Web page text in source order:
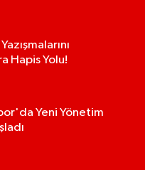
Hapis Yolu!
Yeni Yönetim